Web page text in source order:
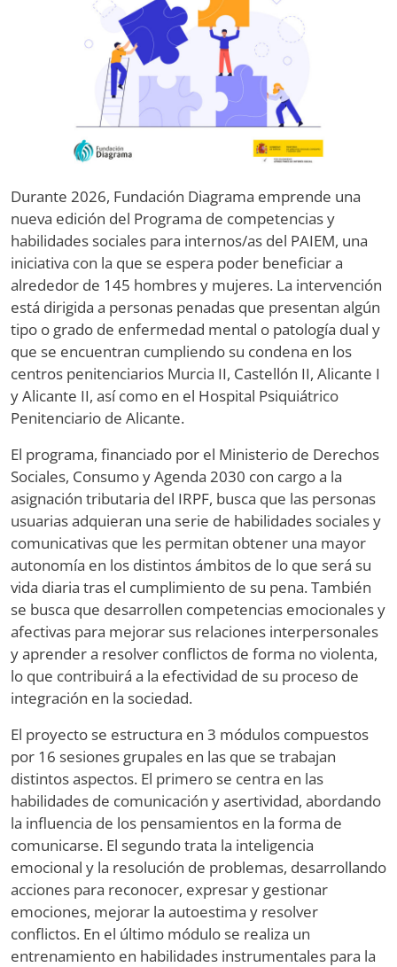
Durante 2026, Fundación Diagrama emprende una
nueva edición del Programa de competencias y
habilidades sociales para internos/as del PAIEM, una
iniciativa con la que se espera poder beneficiar a
alrededor de 145 hombres y mujeres. La intervención
está dirigida a personas penadas que presentan algún
tipo o grado de enfermedad mental o patología dual y
que se encuentran cumpliendo su condena en los
centros penitenciarios Murcia II, Castellón II, Alicante I
y Alicante II, así como en el Hospital Psiquiátrico
Penitenciario de Alicante.
El programa, financiado por el Ministerio de Derechos
Sociales, Consumo y Agenda 2030 con cargo a la
asignación tributaria del IRPF, busca que las personas
usuarias adquieran una serie de habilidades sociales y
comunicativas que les permitan obtener una mayor
autonomía en los distintos ámbitos de lo que será su
vida diaria tras el cumplimiento de su pena. También
se busca que desarrollen competencias emocionales y
afectivas para mejorar sus relaciones interpersonales
y aprender a resolver conflictos de forma no violenta,
lo que contribuirá a la efectividad de su proceso de
integración en la sociedad.
El proyecto se estructura en 3 módulos compuestos
por 16 sesiones grupales en las que se trabajan
distintos aspectos. El primero se centra en las
habilidades de comunicación y asertividad, abordando
la influencia de los pensamientos en la forma de
comunicarse. El segundo trata la inteligencia
emocional y la resolución de problemas, desarrollando
acciones para reconocer, expresar y gestionar
emociones, mejorar la autoestima y resolver
conflictos. En el último módulo se realiza un
entrenamiento en habilidades instrumentales para la